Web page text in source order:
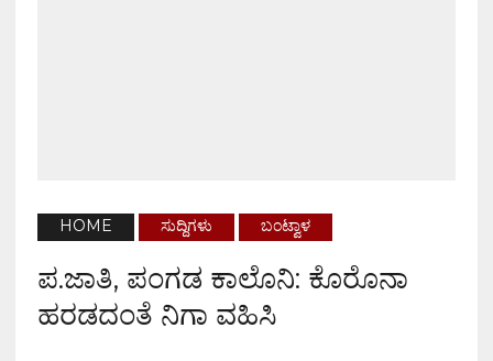
HOME ಸುದ್ದಿಗಳು ಬಂಟ್ವಾಳ
ಪ.ಜಾತಿ, ಪಂಗಡ ಕಾಲೊನಿ: ಕೊರೊನಾ
ಹರಡದಂತೆ ನಿಗಾ ವಹಿಸಿ